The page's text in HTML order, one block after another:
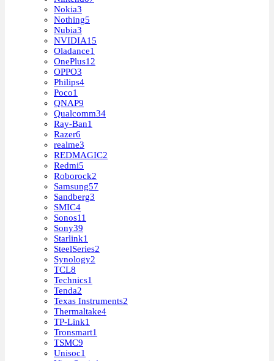
Nokia3
Nothing5
Nubia3
NVIDIA15
Oladance1
OnePlus12
OPPO3
Philips4
Poco1
QNAP9
Qualcomm34
Ray-Ban1
Razer6
realme3
REDMAGIC2
Redmi5
Roborock2
Samsung57
Sandberg3
SMIC4
Sonos11
Sony39
Starlink1
SteelSeries2
Synology2
TCL8
Technics1
Tenda2
Texas Instruments2
Thermaltake4
TP-Link1
Tronsmart1
TSMC9
Unisoc1